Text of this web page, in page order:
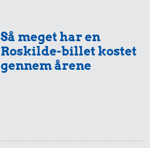
Så meget har en
Roskilde-billet kostet
gennem årene